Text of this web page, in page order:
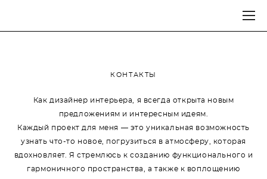
КОНТАКТЫ
Как дизайнер интерьера, я всегда открыта новым
предложениям и интересным идеям.
Каждый проект для меня — это уникальная возможность
узнать что-то новое, погрузиться в атмосферу, которая
вдохновляет. Я стремлюсь к созданию функционального и
гармоничного пространства, а также к воплощению